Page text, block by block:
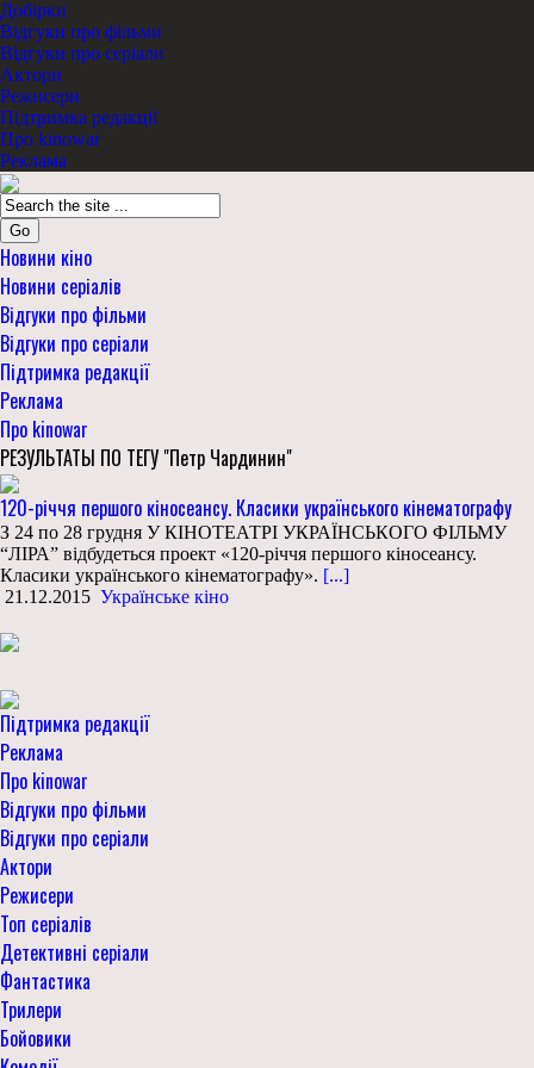
Добірки
Відгуки про фільми
Відгуки про серіали
Актори
Режисери
Підтримка редакції
Про kinowar
Реклама
Go
Новини кіно
Новини серіалів
Відгуки про фільми
Відгуки про серіали
Підтримка редакції
Реклама
Про kinowar
РЕЗУЛЬТАТЫ ПО ТЕГУ "Петр Чардинин"
120-річчя першого кіносеансу. Класики українського кінематографу
З 24 по 28 грудня У КІНОТЕАТРІ УКРАЇНСЬКОГО ФІЛЬМУ
“ЛІРА” відбудеться проект «120-річчя першого кіносеансу.
Класики українського кінематографу». [...]
21.12.2015 Українське кіно
Підтримка редакції
Реклама
Про kinowar
Відгуки про фільми
Відгуки про серіали
Актори
Режисери
Топ серіалів
Детективні серіали
Фантастика
Трилери
Бойовики